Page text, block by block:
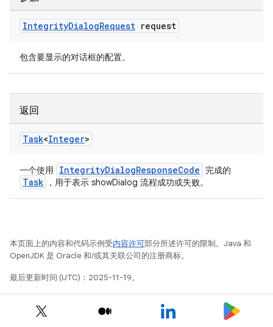
IntegrityDialogRequest request
包含要显示的对话框的配置。
返回
Task<Integer>
一个使用 IntegrityDialogResponseCode 完成的
Task ，用于表示 showDialog 流程成功或失败。
本页面上的内容和代码示例受内容许可部分所述许可的限制。Java 和
OpenJDK 是 Oracle 和/或其关联公司的注册商标。
最后更新时间 (UTC)：2025-11-19。